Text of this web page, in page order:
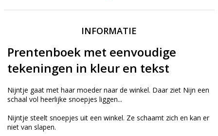
INFORMATIE
Prentenboek met eenvoudige
tekeningen in kleur en tekst
Nijntje gaat met haar moeder naar de winkel. Daar ziet Nijn een
schaal vol heerlijke snoepjes liggen...
Nijntje steelt snoepjes uit een winkel. Ze schaamt zich en kan er
niet van slapen.